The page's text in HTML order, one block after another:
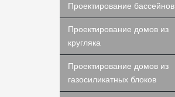
Проектирование бассейнов
Проектирование домов из
кругляка
Проектирование домов из
газосиликатных блоков